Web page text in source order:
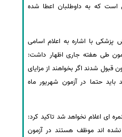
است که به داوطلبان اعطا شده
با اشاره به اعلام اسامی
طی هفته جاری اظهار داشت:
قبول شدند اگر بخواهند از مزایای
باید حتما در آزمون شهریور ماه
ای اعلام نخواهد شد تاکید کرد:
اند موظف هستند در آزمون